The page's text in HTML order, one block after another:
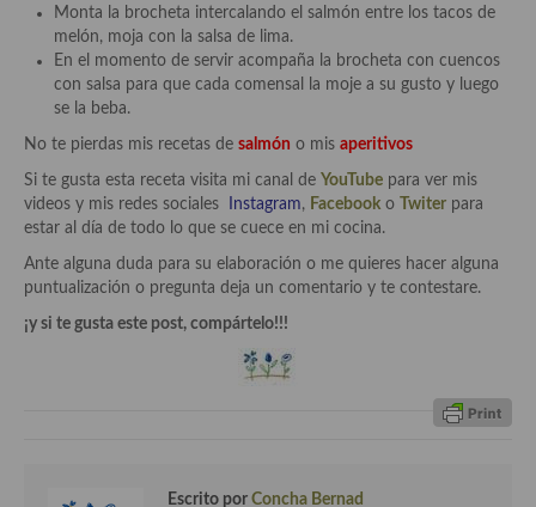
Cocina Holandesa
Cocina Hungara
Cocina Italiana
Cocina Luxemburgo
Cocina Polaca
Cocina portuguesa
Monta la brocheta intercalando el salmón entre los tacos de
melón, moja con la salsa de lima.
En el momento de servir acompaña la brocheta con cuencos
con salsa para que cada comensal la moje a su gusto y luego
se la beba.
No te pierdas mis recetas de salmón o mis aperitivos
Si te gusta esta receta visita mi canal de YouTube para ver mis
videos y mis redes sociales
Instagram, Facebook o Twiter para
estar al día de todo lo que se cuece en mi cocina.
Ante alguna duda para su elaboración o me quieres hacer alguna
puntualización o pregunta deja un comentario y te contestare.
¡y si te gusta este post, compártelo!!!
Escrito por Concha Bernad